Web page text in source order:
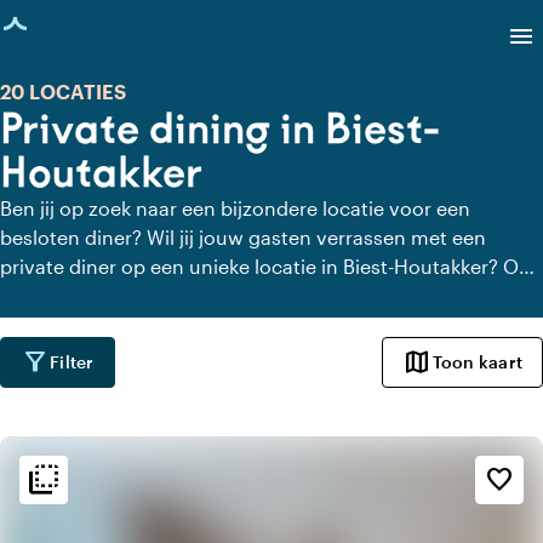
geladen
menu
Private dining in Biest-
Houtakker
20 LOCATIES
Ben jij op zoek naar een bijzondere locatie voor een
besloten diner? Wil jij jouw gasten verrassen met een
private diner op een unieke locatie in Biest-Houtakker? Op
Houtakker waar je in alle rust kunt dineren. Bekijk alle
private dining locaties voor een heerlijk verzorgd private
diner.
filter_alt Filter map Toon kaart
flip_to_back favorite_border
flip_to_back Sfeer en esthetiek
style
Hotel Chic